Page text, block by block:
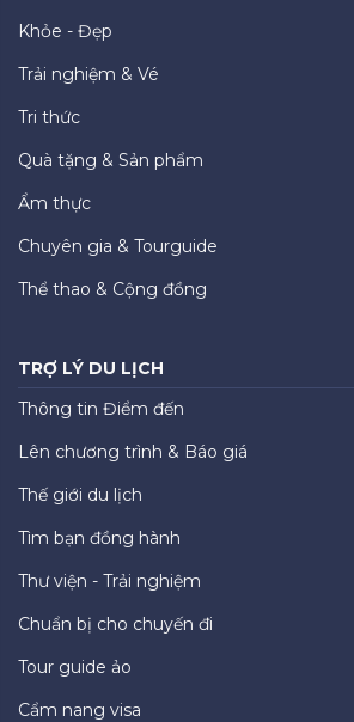
Khỏe - Đẹp
Trải nghiệm & Vé
Tri thức
Quà tặng & Sản phẩm
Ẩm thực
Chuyên gia & Tourguide
Thể thao & Cộng đồng
TRỢ LÝ DU LỊCH
Thông tin Điểm đến
Lên chương trình & Báo giá
Thế giới du lịch
Tìm bạn đồng hành
Thư viện - Trải nghiệm
Chuẩn bị cho chuyến đi
Tour guide ảo
Cẩm nang visa